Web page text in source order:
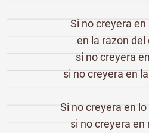
Si no creyera
en la razon del
si no creyera
si no creyera en
Si no creyera en
si no creyera en